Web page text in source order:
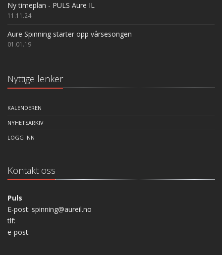
Ny timeplan - PULS Aure IL
11.11.24
Aure Spinning starter opp vårsesongen
01.01.19
Nyttige lenker
KALENDEREN
NYHETSARKIV
LOGG INN
Kontakt oss
Puls
E-post: spinning@aureil.no
tlf:
e-post: